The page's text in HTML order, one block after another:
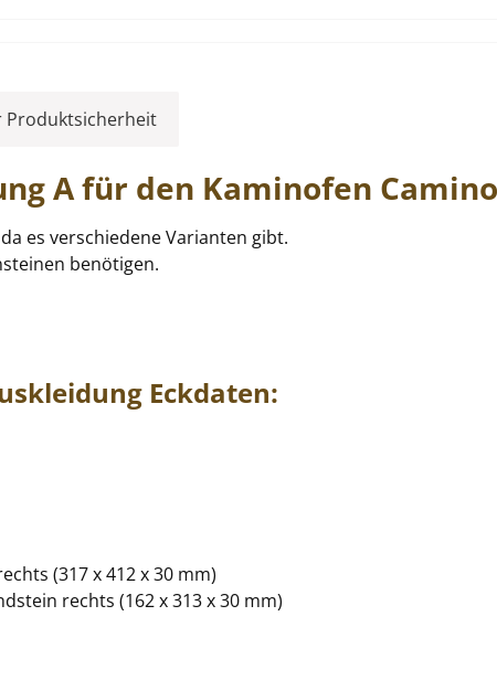
Produktsicherheit
A für den Kaminofen
es verschiedene Varianten gibt.
benötigen.
Eckdaten:
(317 x 412 x 30 mm)
rechts (162 x 313 x 30 mm)